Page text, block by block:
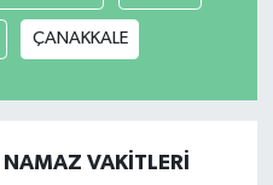
ÇANAKKALE
VAKITLERI